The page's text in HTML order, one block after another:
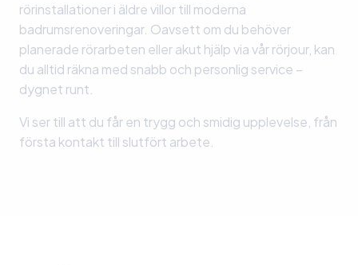
rörinstallationer i äldre villor till moderna
badrumsrenoveringar. Oavsett om du behöver
planerade rörarbeten eller akut hjälp via vår rörjour, kan
du alltid räkna med snabb och personlig service –
dygnet runt.
Vi ser till att du får en trygg och smidig upplevelse, från
första kontakt till slutfört arbete.